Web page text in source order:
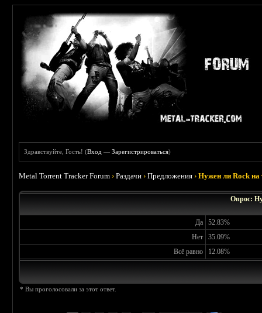
Здравствуйте, Гость! (Вход —Зарегистрироваться)
Metal Torrent Tracker Forum ›Раздачи ›Предложения ›Нужен ли Rock на
Опрос:
Да
52.83%
Нет
35.09%
Всё равно
12.08%
* Вы проголосовали за этот ответ.